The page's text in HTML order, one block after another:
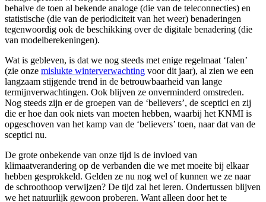
behalve de toen al bekende analoge (die van de teleconnecties) en
statistische (die van de periodiciteit van het weer) benaderingen
tegenwoordig ook de beschikking over de digitale benadering (die
van modelberekeningen).
Wat is gebleven, is dat we nog steeds met enige regelmaat ‘falen’
(zie onze mislukte winterverwachting voor dit jaar), al zien we een
langzaam stijgende trend in de betrouwbaarheid van lange
termijnverwachtingen. Ook blijven ze onverminderd omstreden.
Nog steeds zijn er de groepen van de ‘believers’, de sceptici en zij
die er hoe dan ook niets van moeten hebben, waarbij het KNMI is
opgeschoven van het kamp van de ‘believers’ toen, naar dat van de
sceptici nu.
De grote onbekende van onze tijd is de invloed van
klimaatverandering op de verbanden die we met moeite bij elkaar
hebben gesprokkeld. Gelden ze nu nog wel of kunnen we ze naar
de schroothoop verwijzen? De tijd zal het leren. Ondertussen blijven
we het natuurlijk gewoon proberen. Want alleen door het te